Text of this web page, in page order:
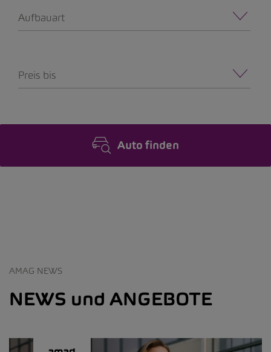
Aufbauart
Preis bis
Auto finden
AMAG NEWS
NEWS und ANGEBOTE